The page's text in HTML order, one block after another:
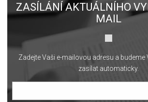
ZASÍLÁNÍ AKTUÁLNÍHO
MAIL
Zadejte Vaši e-mailovou adresu a budeme
zasílat automaticky.